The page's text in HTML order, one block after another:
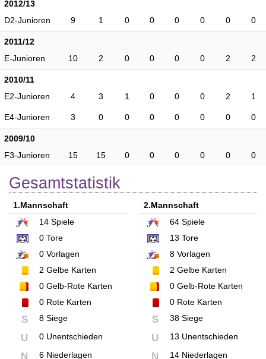
2012/13
D2-Junioren
9 1 0 0 0 0 0 0
2011/12
E-Junioren
10 2 0 0 0 0 2 2
2010/11
E2-Junioren
4 3 1 0 0 0 2 1
E4-Junioren 3 0 0 0 0 0 0 0
2009/10
F3-Junioren
15 15 0 0 0 0 0 0
Gesamtstatistik
1.Mannschaft
14 Spiele
0 Tore
0 Vorlagen
2 Gelbe Karten
0 Gelb-Rote Karten
0 Rote Karten
S 8 Siege
U 0 Unentschieden
N 6 Niederlagen
2.Mannschaft
64Spiele
13 Tore
8Vorlagen
2 Gelbe Karten
0Gelb-Rote Karten
0Rote Karten
S 38 Siege
U 13 Unentschieden
N 14 Niederlagen